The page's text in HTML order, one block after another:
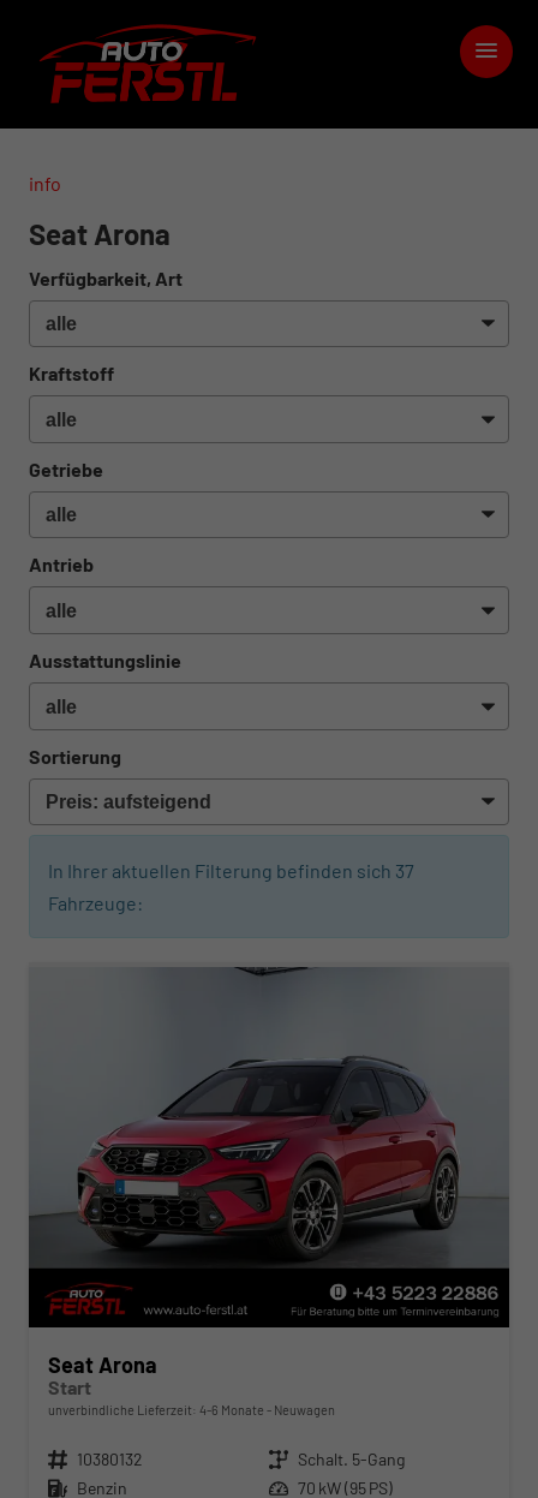
info
Seat Arona
Verfügbarkeit, Art
Kraftstoff
Getriebe
Antrieb
Ausstattungslinie
Sortierung
In Ihrer aktuellen Filterung befinden sich 37
Fahrzeuge:
Seat Arona
Start
unverbindliche Lieferzeit: 4-6 Monate Neuwagen
Fahrzeugnr. 10380132 Getriebe Schalt. 5-Gang
Kraftstoff Benzin Leistung 70 kW (95 PS)